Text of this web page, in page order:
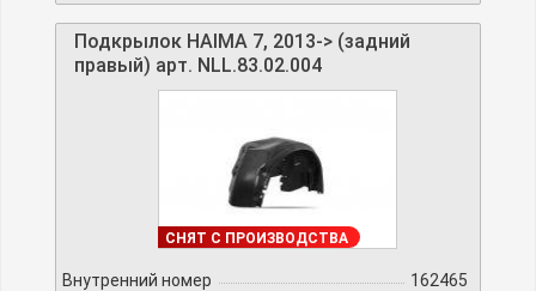
Подкрылок HAIMA 7, 2013-> (задний
правый) арт. NLL.83.02.004
ПОД ЗАКАЗ
СНЯТ С ПРОИЗВОДСТВА
Внутренний номер
162465